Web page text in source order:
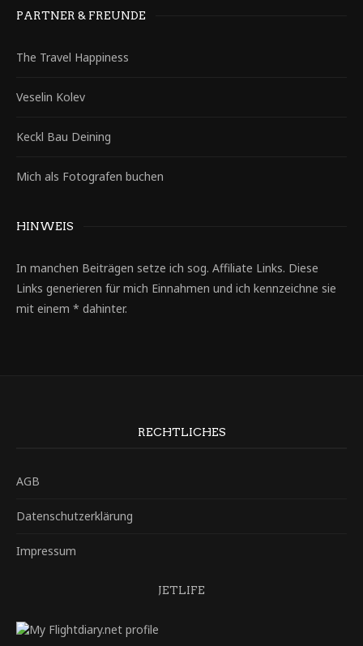
PARTNER & FREUNDE
The Travel Happiness
Veselin Kolev
Keckl Bau Deining
Mich als Fotografen buchen
HINWEIS
In manchen Beiträgen setze ich sog. Affiliate Links. Diese
Links generieren für mich Einnahmen und ich kennzeichne sie
mit einem * dahinter.
RECHTLICHES
AGB
Datenschutzerklärung
Impressum
JETLIFE